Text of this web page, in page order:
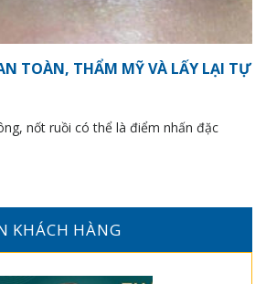
TOÀN, THẨM MỸ VÀ LẤY LẠI TỰ
nốt ruồi có thể là điểm nhấn đặc
KHÁCH HÀNG